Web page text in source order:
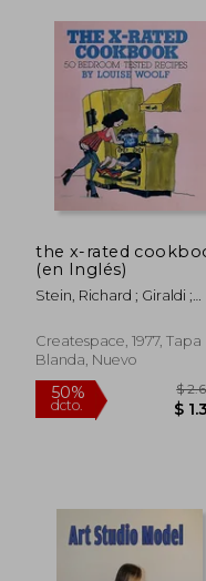
the x-rated
(en Inglés)
Stein, Richard ; Giraldi ;
Createspace, 1977, Tapa
Blanda, Nuevo